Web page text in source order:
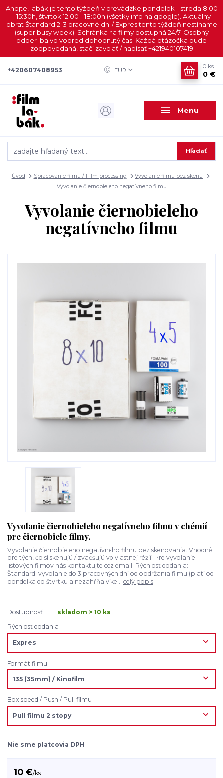
Ahojte, labák je tento týždeň v prevádzke pondelok - streda 8:00
- 15:30h, štvrtok 12:00 - 18:00h (všetky info na google). Aktuálny
obrat Štandard 2-3 pracovné dni / Expres tento týždeň nestíhame
(super busy week). Schránka na filmy dostupná 24/7. Osobný
odber iba vo vopred dohodnutý čas. Každá otázočka bude
zodpovedaná, stačí zavolať / napísať +421940107419
Menu
EUR
Hľadať
+420607408953
0 ks
0 €
Úvod Spracovanie filmu / Film processing
Vyvolanie filmu bez skenu
Vyvolanie čiernobieleho negatívneho filmu
Vyvolanie čiernobieleho
negatívneho filmu
Vyvolanie čiernobieleho negatívneho filmu v chémií
pre čiernobiele filmy.
Vyvolanie čiernobieleho negatívneho filmu bez skenovania. Vhodné
pre tých, čo si skenujú / zväčšujú vo vlastnej réžií. Pre vyvolanie
listových filmov nás kontaktujte cez email. Rýchlosť dodania:
Štandard: vyvolanie do 3 pracovných dní od obdržania filmu (platí od
pondelka do štvrtku a nezahŕňa víke... celý popis
Dostupnosť
skladom > 10 ks
Rýchlosť dodania
Formát filmu
Box speed / Push / Pull filmu
Nie sme platcovia DPH
10 €/ks